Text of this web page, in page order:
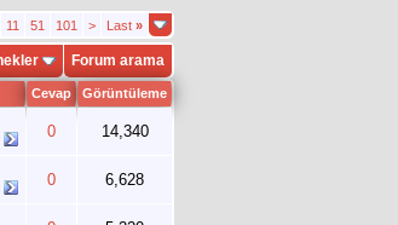
11 51 101 > Last »
Forum arama
Cevap Görüntüleme
0 14,340
0 6,628